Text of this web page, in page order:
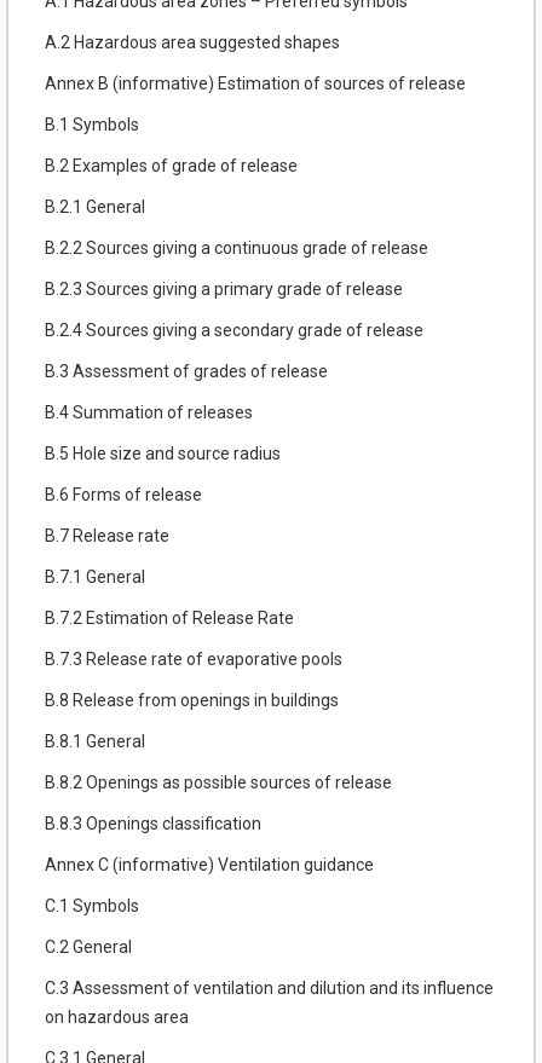
A.2 Hazardous area suggested shapes
Annex B (informative) Estimation of sources of release
B.1 Symbols
B.2 Examples of grade of release
B.2.1 General
B.2.2 Sources giving a continuous grade of release
B.2.3 Sources giving a primary grade of release
B.2.4 Sources giving a secondary grade of release
B.3 Assessment of grades of release
B.4 Summation of releases
B.5 Hole size and source radius
B.6 Forms of release
B.7 Release rate
B.7.1 General
B.7.2 Estimation of Release Rate
B.7.3 Release rate of evaporative pools
B.8 Release from openings in buildings
B.8.1 General
B.8.2 Openings as possible sources of release
B.8.3 Openings classification
Annex C (informative) Ventilation guidance
C.1 Symbols
C.2 General
C.3 Assessment of ventilation and dilution and its influence
on hazardous area
C.3.1 General